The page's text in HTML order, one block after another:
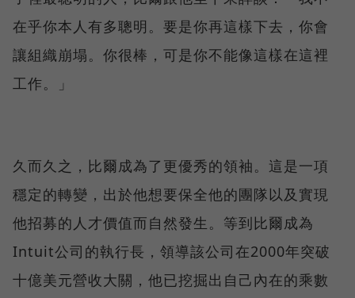
在乎你本人有多聰明。要是你再這樣下去，你會
讓組織崩塌。你很棒，可是你不能像這樣在這裡
工作。」
久而久之，比爾成為了更優秀的領袖。這是一項
穩定的轉變，出於他想要保全他的團隊以及實現
他招募的人才價值而自然發生。等到比爾成為
Intuit公司的執行長，領導該公司在2000年突破
十億美元營收大關，他已挖掘出自己內在的乘數